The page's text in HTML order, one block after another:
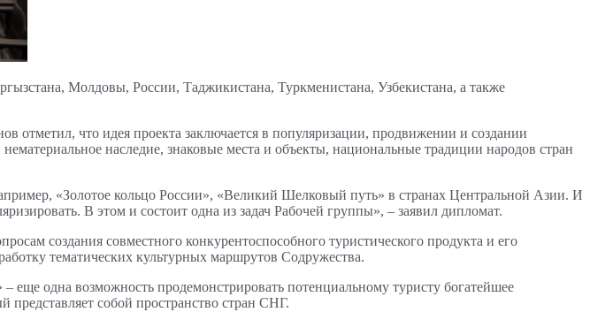
Молдовы, России, Таджикистана, Туркменистана, Узбекистана, а также
отметил, что идея проекта заключается в популяризации, продвижении и создании
наследие, знаковые места и объекты, национальные традиции народов стран
«Золотое кольцо России», «Великий Шелковый путь» в странах Центральной Азии. И
В этом и состоит одна из задач Рабочей группы», – заявил дипломат.
создания совместного конкурентоспособного туристического продукта и его
тематических культурных маршрутов Содружества.
еще одна возможность продемонстрировать потенциальному туристу богатейшее
представляет собой пространство стран СНГ.